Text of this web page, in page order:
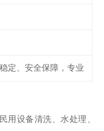
定、安全保障，专业
用设备清洗、水处理、